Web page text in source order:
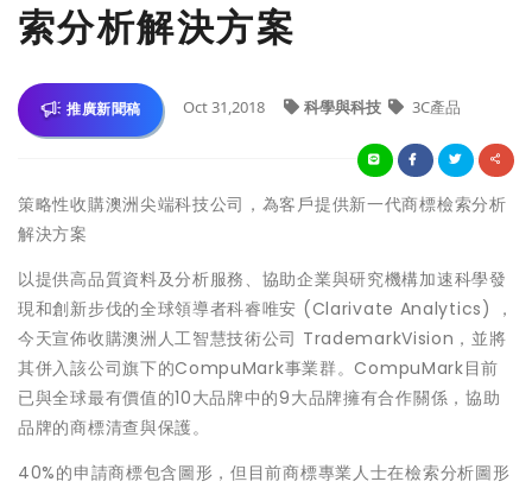
索分析解決方案
推廣新聞稿 Oct 31,2018 科學與科技 3C產品
策略性收購澳洲尖端科技公司，為客戶提供新一代商標檢索分析
解決方案
以提供高品質資料及分析服務、協助企業與研究機構加速科學發
現和創新步伐的全球領導者科睿唯安 (Clarivate Analytics) ，
今天宣佈收購澳洲人工智慧技術公司 TrademarkVision，並將
其併入該公司旗下的CompuMark事業群。CompuMark目前
已與全球最有價值的10大品牌中的9大品牌擁有合作關係，協助
品牌的商標清查與保護。
40%的申請商標包含圖形，但目前商標專業人士在檢索分析圖形